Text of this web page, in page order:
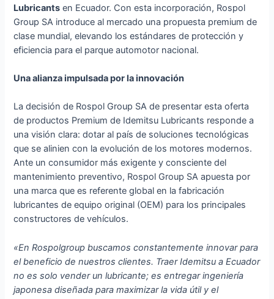
Lubricants en Ecuador. Con esta incorporación, Rospol
Group SA introduce al mercado una propuesta premium de
clase mundial, elevando los estándares de protección y
eficiencia para el parque automotor nacional.
Una alianza impulsada por la innovación
La decisión de Rospol Group SA de presentar esta oferta
de productos Premium de Idemitsu Lubricants responde a
una visión clara: dotar al país de soluciones tecnológicas
que se alinien con la evolución de los motores modernos.
Ante un consumidor más exigente y consciente del
mantenimiento preventivo, Rospol Group SA apuesta por
una marca que es referente global en la fabricación
lubricantes de equipo original (OEM) para los principales
constructores de vehículos.
«En Rospolgroup buscamos constantemente innovar para
el beneficio de nuestros clientes. Traer Idemitsu a Ecuador
no es solo vender un lubricante; es entregar ingeniería
japonesa diseñada para maximizar la vida útil y el